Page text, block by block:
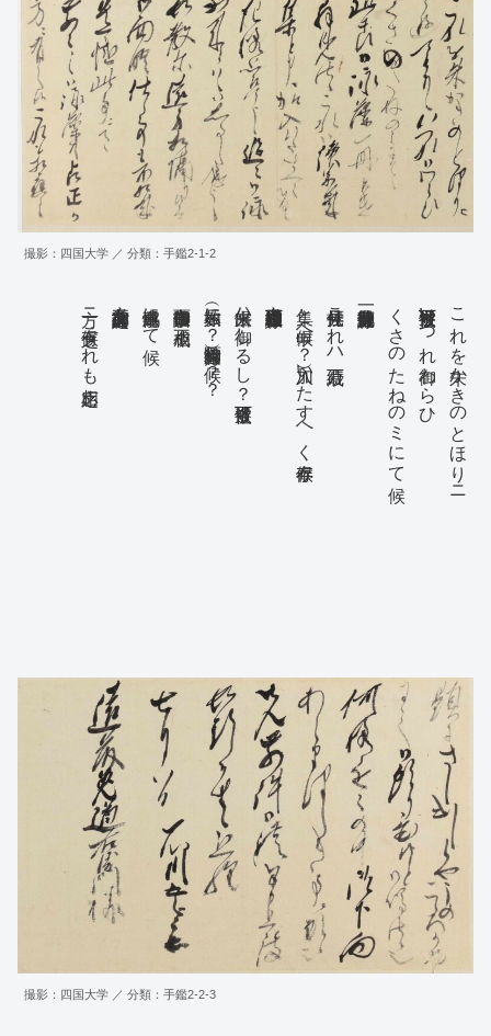
雪ミそれのいろにまかへる
さへ
(
なと
)
撮影：四国大学 ／ 分類：手鑑2-1-2
これを朱かきのとほりニ
被遊可被下候いつれ御わらひ
くさのたねのミにて候
拝見仕候これハ続万歳
集と申候へ（？）加入いたすへく奉存候
出来候ハゝ御しるし？遣可被下候
如教示（に？）御遠方相隔り候？？
御面語仕候事も不相成
遺憾此事にて候
前々之御詠藻共占正か
方ニ有之候これも相応之
撮影：四国大学 ／ 分類：手鑑2-2-3